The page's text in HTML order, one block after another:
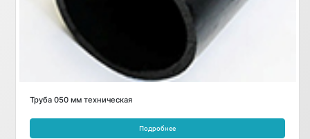
Труба 050 мм техническая
Подробнее